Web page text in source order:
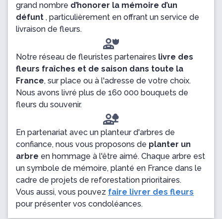
grand nombre d’honorer la mémoire d’un
défunt , particulièrement en offrant un service de
livraison de fleurs.
Notre réseau de fleuristes partenaires livre des
fleurs fraîches et de saison dans toute la
France, sur place ou à l'adresse de votre choix.
Nous avons livré plus de 160 000 bouquets de
fleurs du souvenir.
En partenariat avec un planteur d'arbres de
confiance, nous vous proposons de planter un
arbre en hommage à l'être aimé. Chaque arbre est
un symbole de mémoire, planté en France dans le
cadre de projets de reforestation prioritaires.
Vous aussi, vous pouvez faire livrer des fleurs
pour présenter vos condoléances.